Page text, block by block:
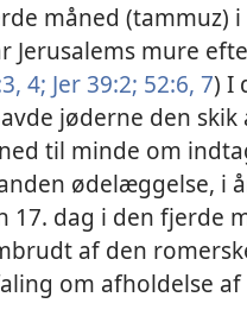
måned (tammuz) i
Jerusalems mure
4; Jer 39:2; 52:6, 7) I
jøderne den skik
til minde om
ødelæggelse, i
17. dag i den fjerde
af den
om afholdelse